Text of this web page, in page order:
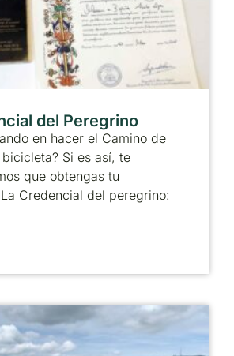
del Peregrino
en hacer el Camino de
Si es así, te
que obtengas tu
Credencial del peregrino: